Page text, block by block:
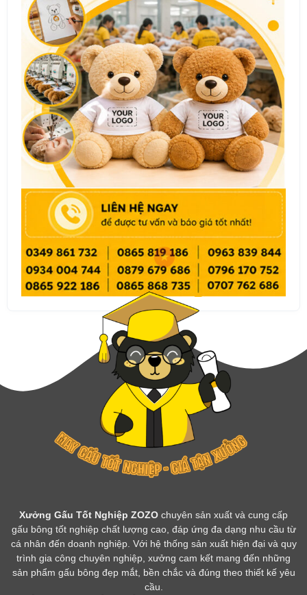
Xưởng Gấu Tốt Nghiệp ZOZO chuyên sản xuất và cung cấp
gấu bông tốt nghiệp chất lượng cao, đáp ứng đa dạng nhu cầu từ
cá nhân đến doanh nghiệp. Với hệ thống sản xuất hiện đại và quy
trình gia công chuyên nghiệp, xưởng cam kết mang đến những
sản phẩm gấu bông đẹp mắt, bền chắc và đúng theo thiết kế yêu
cầu.